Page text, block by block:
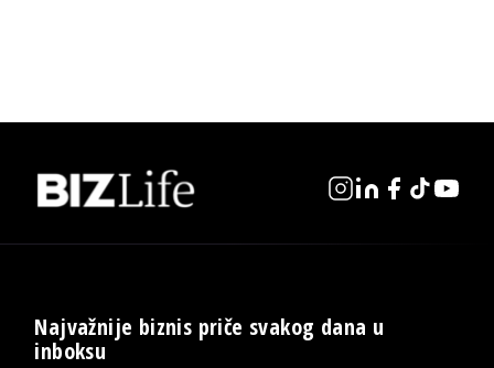
Najvažnije biznis priče svakog dana u
inboksu